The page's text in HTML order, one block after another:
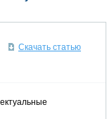
Скачать статью